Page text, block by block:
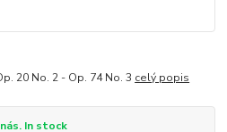
20 No. 2 - Op. 74 No. 3 celý popis
In stock